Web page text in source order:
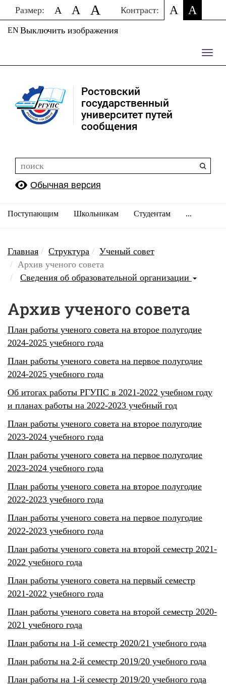
Размер: A A A Контраст: A A
Выключить изображения
EN
Ростовский
государственный
университет путей
сообщения
Обычная версия
Поступающим Школьникам Студентам ...
Главная Структура
Ученый совет
Архив ученого совета
Сведения об образовательной организации
Архив ученого совета
План работы ученого совета на второе полугодие
2024-2025 учебного года
План работы ученого совета на первое полугодие
2024-2025 учебного года
Об итогах работы РГУПС в 2021-2022 учебном году
и планах работы на 2022-2023 учебный год
План работы ученого совета на второе полугодие
2023-2024 учебного года
План работы ученого совета на первое полугодие
2023-2024 учебного года
План работы ученого совета на второе полугодие
2022-2023 учебного года
План работы ученого совета на первое полугодие
2022-2023 учебного года
План работы ученого совета на второй семестр 2021-
2022 учебного года
План работы ученого совета на первый семестр
2021-2022 учебного года
План работы ученого совета на второй семестр 2020-
2021 учебного года
План работы на 1-й семестр 2020/21 учебного года
План работы на 2-й семестр 2019/20 учебного года
План работы на 1-й семестр 2019/20 учебного года